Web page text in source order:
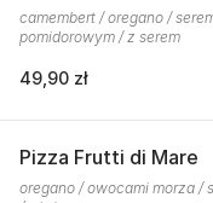
camembert / oregano /
pomidorowym / z serem
49,90 zł
Pizza Frutti di Mare
oregano / owocami morza /